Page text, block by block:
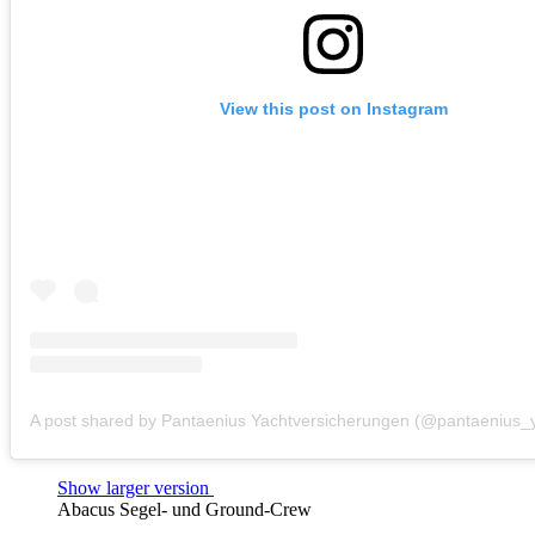
View this post on Instagram
Show larger version
Abacus Segel- und Ground-Crew